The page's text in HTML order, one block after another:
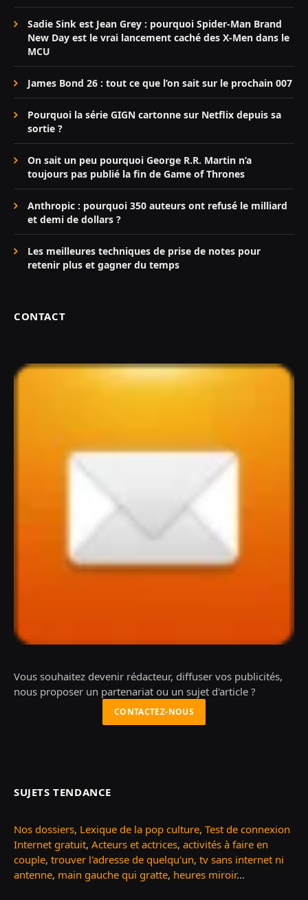
Sadie Sink est Jean Grey : pourquoi Spider-Man Brand
New Day est le vrai lancement caché des X-Men dans le
MCU
James Bond 26 : tout ce que l’on sait sur le prochain 007
Pourquoi la série GIGN cartonne sur Netflix depuis sa
sortie ?
On sait un peu pourquoi George R.R. Martin n’a
toujours pas publié la fin de Game of Thrones
Anthropic : pourquoi 350 auteurs ont refusé le milliard
et demi de dollars ?
Les meilleures techniques de prise de notes pour
retenir plus et gagner du temps
CONTACT
Vous souhaitez devenir rédacteur, diffuser vos publicités,
nous proposer un partenariat ou un sujet d'article ?
CONTACTEZ-NOUS
SUJETS TENDANCE
Nos dossiers, Lexique de la pop culture, Test de connexion
Internet gratuit, Acteurs et actrices, activités à faire en
couple, trouver l'adresse de quelqu'un, tv sans internet ni
antenne, main gauche qui gratte, heures miroir...